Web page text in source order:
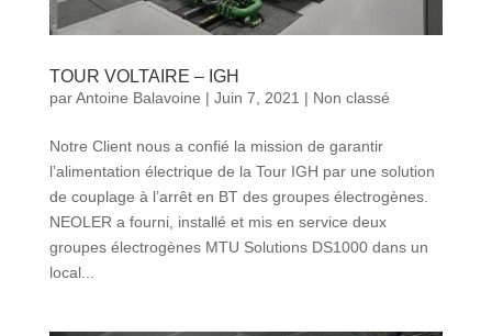
TOUR VOLTAIRE – IGH
parAntoine Balavoine | Juin 7, 2021 | Non classé
Notre Client nous a confié la mission de garantir
l’alimentation électrique de la Tour IGH par une solution
de couplage à l’arrêt en BT des groupes électrogènes.
NEOLER a fourni, installé et mis en service deux
groupes électrogènes MTU Solutions DS1000 dans un
local...